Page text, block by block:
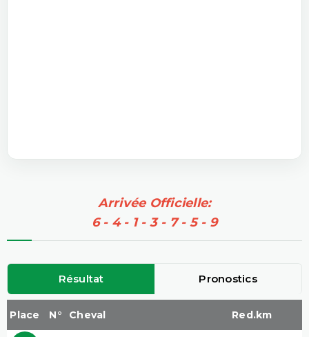
Arrivée Officielle:
6 - 4 - 1 - 3 - 7 - 5 - 9
Résultat Pronostics
Place N° Cheval Red.km